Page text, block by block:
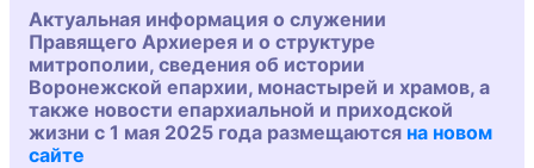
Актуальная информация о служении
Правящего Архиерея и о структуре
митрополии, сведения об истории
Воронежской епархии, монастырей и храмов, а
также новости епархиальной и приходской
жизни с 1 мая 2025 года размещаются на новом
сайте